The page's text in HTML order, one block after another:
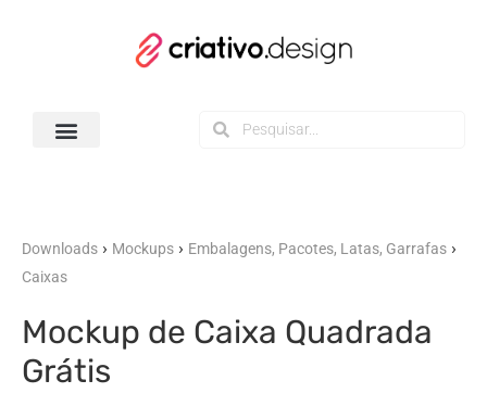
Downloads › Mockups › Embalagens, Pacotes, Latas, Garrafas ›
Caixas
Mockup de Caixa Quadrada
Grátis